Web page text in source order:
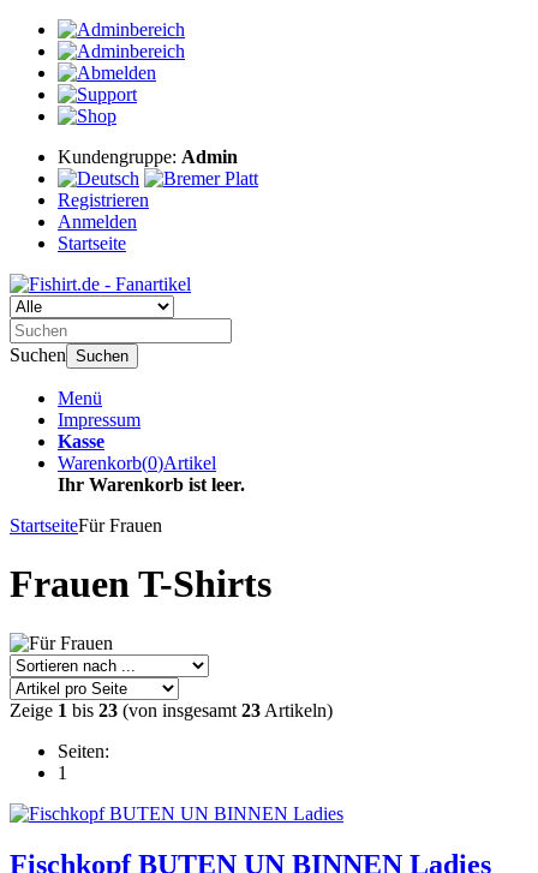
Kundengruppe: Admin
Registrieren
Anmelden
Startseite
Suchen Suchen
Menü
Impressum
Kasse
Warenkorb(0)Artikel
Ihr Warenkorb ist leer.
StartseiteFür Frauen
Frauen T-Shirts
Zeige 1 bis 23 (von insgesamt 23 Artikeln)
Seiten:
1
Fischkopf BUTEN UN BINNEN Ladies